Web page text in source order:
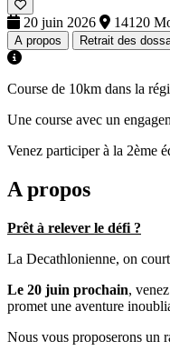
20 juin 2026 14120
A propos Retrait des
Course de 10km dans la
Une course avec un
Venez participer à la 2ème
A propos
Prêt à relever le défi ?
La Decathlonienne, on
Le 20 juin prochain,
promet une aventure
Nous vous proposerons un